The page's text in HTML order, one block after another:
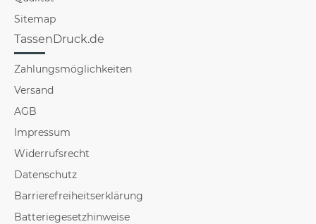
Sitemap
TassenDruck.de
Zahlungsmöglichkeiten
Versand
AGB
Impressum
Widerrufsrecht
Datenschutz
Barrierefreiheitserklärung
Batteriegesetzhinweise